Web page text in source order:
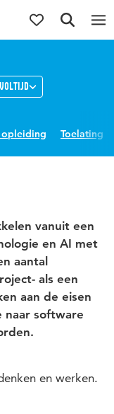
Voltijd
opleiding Toelating
vanuit een
en AI met
aantal
als een
aan de eisen
naar software
en werken.